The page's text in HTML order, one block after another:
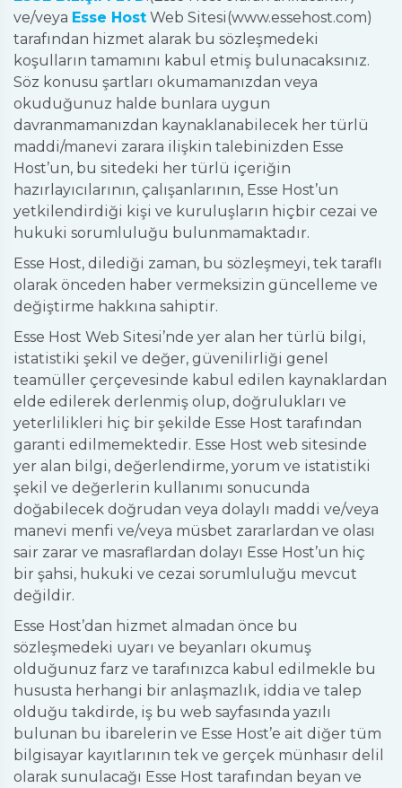
ve/veya Esse Host Web Sitesi(www.essehost.com)
tarafından hizmet alarak bu sözleşmedeki
koşulların tamamını kabul etmiş bulunacaksınız.
Söz konusu şartları okumamanızdan veya
okuduğunuz halde bunlara uygun
davranmamanızdan kaynaklanabilecek her türlü
maddi/manevi zarara ilişkin talebinizden Esse
Host’un, bu sitedeki her türlü içeriğin
hazırlayıcılarının, çalışanlarının, Esse Host’un
yetkilendirdiği kişi ve kuruluşların hiçbir cezai ve
hukuki sorumluluğu bulunmamaktadır.
Esse Host, dilediği zaman, bu sözleşmeyi, tek taraflı
olarak önceden haber vermeksizin güncelleme ve
değiştirme hakkına sahiptir.
Esse Host Web Sitesi’nde yer alan her türlü bilgi,
istatistiki şekil ve değer, güvenilirliği genel
teamüller çerçevesinde kabul edilen kaynaklardan
elde edilerek derlenmiş olup, doğrulukları ve
yeterlilikleri hiç bir şekilde Esse Host tarafından
garanti edilmemektedir. Esse Host web sitesinde
yer alan bilgi, değerlendirme, yorum ve istatistiki
şekil ve değerlerin kullanımı sonucunda
doğabilecek doğrudan veya dolaylı maddi ve/veya
manevi menfi ve/veya müsbet zararlardan ve olası
sair zarar ve masraflardan dolayı Esse Host’un hiç
bir şahsi, hukuki ve cezai sorumluluğu mevcut
değildir.
Esse Host’dan hizmet almadan önce bu
sözleşmedeki uyarı ve beyanları okumuş
olduğunuz farz ve tarafınızca kabul edilmekle bu
hususta herhangi bir anlaşmazlık, iddia ve talep
olduğu takdirde, iş bu web sayfasında yazılı
bulunan bu ibarelerin ve Esse Host’e ait diğer tüm
bilgisayar kayıtlarının tek ve gerçek münhasır delil
olarak sunulacağı Esse Host tarafından beyan ve